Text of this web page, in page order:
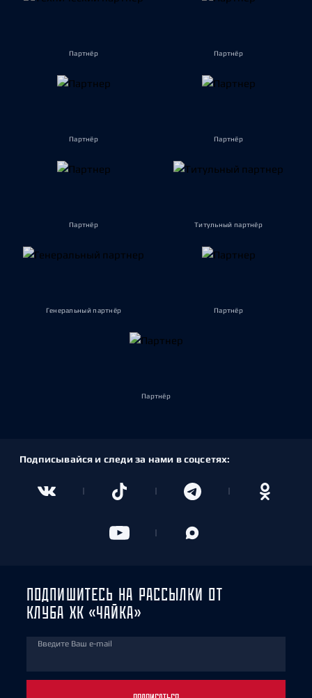
Партнёр Партнёр
Партнёр Партнёр
Партнёр Титульный партнёр
Генеральный партнёр Партнёр
Партнёр
Подписывайся и следи за нами в соцсетях:
ПОДПИШИТЕСЬ НА РАССЫЛКИ ОТ
КЛУБА ХК «ЧАЙКА»
Введите Ваш e-mail